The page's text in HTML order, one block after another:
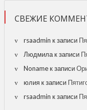
СВЕЖИЕ
rsaadmin к записи
Людмилак записи
Nonameк записи
юлияк записи
rsaadmin к записи